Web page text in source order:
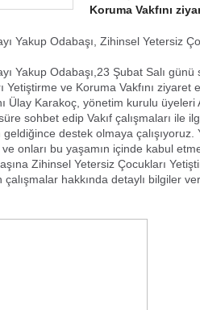
Koruma Vakfını
Yakup Odabaşı, Zihinsel Yetersiz
Yakup Odabaşı,23 Şubat Salı
ve Koruma Vakfını ziyaret
Ülay Karakoç, yönetim kurulu üyeleri
sohbet edip Vakıf çalışmaları ile
destek olmaya çalışıyoruz.
onları bu yaşamın içinde kabul
Zihinsel Yetersiz Çocukları
hakkında detaylı bilgiler